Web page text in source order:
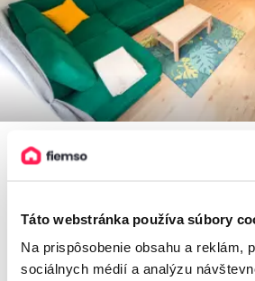
Táto webstránka používa súbory
Na prispôsobenie obsahu a reklám,
sociálnych médií a analýzu
Apartmán, Zuberec, Slovensko
7 osôb, 77 m
, 2 spálne, 1 kúpeľňa